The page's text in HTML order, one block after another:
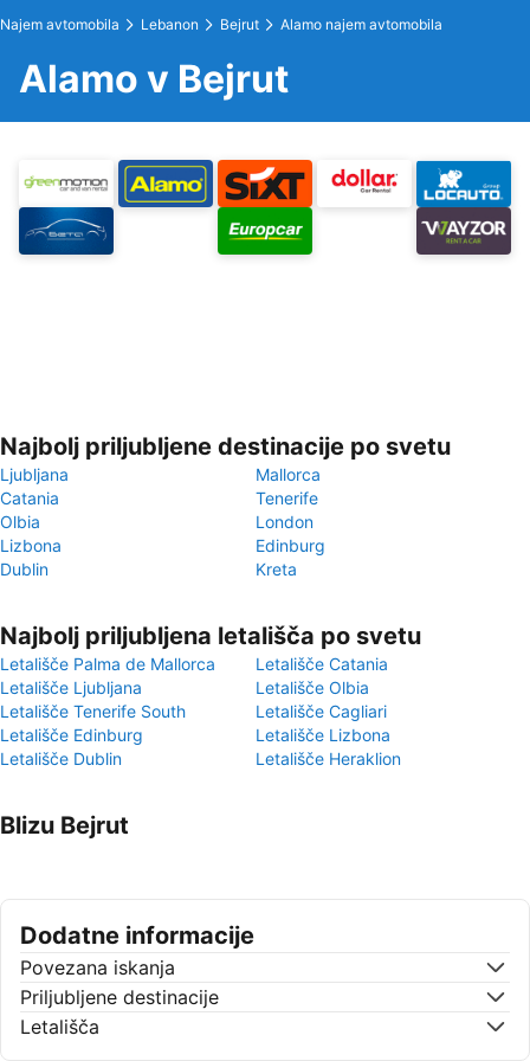
Najem avtomobila Lebanon Bejrut Alamo najem avtomobila
Alamo v Bejrut
Najbolj priljubljene destinacije po svetu
Ljubljana
Mallorca
Catania
Tenerife
Olbia
London
Lizbona
Edinburg
Dublin
Kreta
Najbolj priljubljena letališča po svetu
Letališče Palma de Mallorca
Letališče Catania
Letališče Ljubljana
Letališče Olbia
Letališče Tenerife South
Letališče Cagliari
Letališče Edinburg
Letališče Lizbona
Letališče Dublin
Letališče Heraklion
Blizu Bejrut
Dodatne informacije
Povezana iskanja
Priljubljene destinacije
Letališča